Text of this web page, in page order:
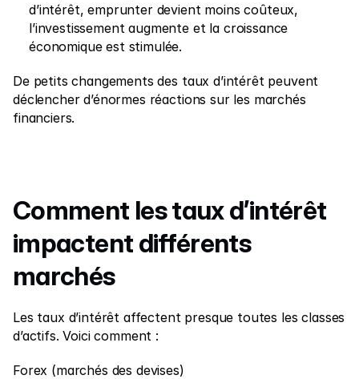
Affilié
d’intérêt, emprunter devient moins coûteux,
l’investissement augmente et la croissance
économique est stimulée.
De petits changements des taux d’intérêt peuvent
déclencher d’énormes réactions sur les marchés
financiers.
Comment les taux d’intérêt
impactent différents
marchés
Les taux d’intérêt affectent presque toutes les classes
d’actifs. Voici comment :
Forex (marchés des devises)